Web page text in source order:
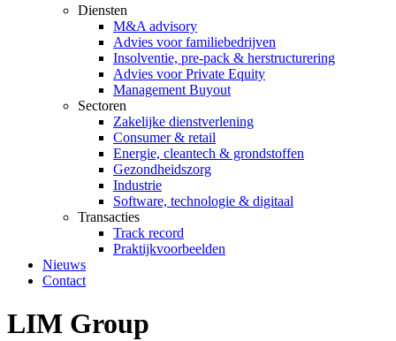
Diensten
M&A advisory
Advies voor familiebedrijven
Insolventie, pre-pack & herstructurering
Advies voor Private Equity
Management Buyout
Sectoren
Zakelijke dienstverlening
Consumer & retail
Energie, cleantech & grondstoffen
Gezondheidszorg
Industrie
Software, technologie & digitaal
Transacties
Track record
Praktijkvoorbeelden
Nieuws
Contact
LIM Group